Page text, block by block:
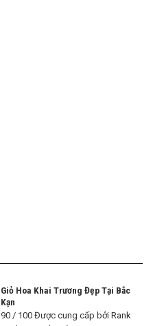
Giỏ Hoa Khai Trương Đẹp Tại Bắc
Kạn
90 / 100 Được cung cấp bởi Rank